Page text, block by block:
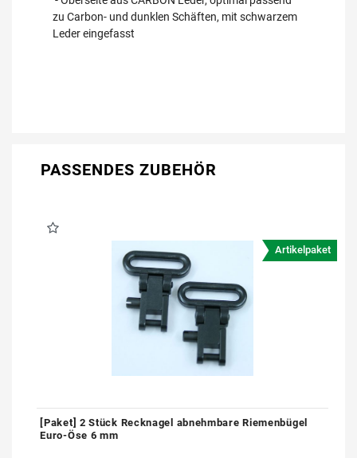
zu Carbon- und dunklen Schäften, mit schwarzem
Leder eingefasst
PASSENDES ZUBEHÖR
Artikelpaket
[Paket] 2 Stück Recknagel abnehmbare Riemenbügel
Euro-Öse 6 mm